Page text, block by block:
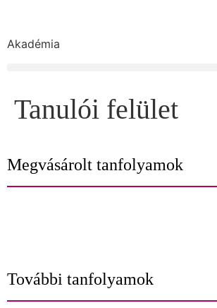
Akadémia
Tanulói felület
Megvásárolt tanfolyamok
További tanfolyamok